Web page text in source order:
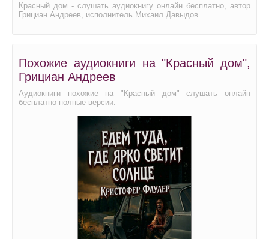
Красный дом - слушать аудиокнигу онлайн бесплатно, автор
Грициан Андреев, исполнитель Михаил Давыдов
Похожие аудиокниги на "Красный дом",
Грициан Андреев
Аудиокниги похожие на "Красный дом" слушать онлайн
бесплатно полные версии.